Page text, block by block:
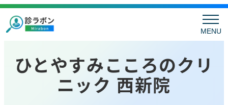
MENU
ひとやすみこころのクリ
ニック 西新院